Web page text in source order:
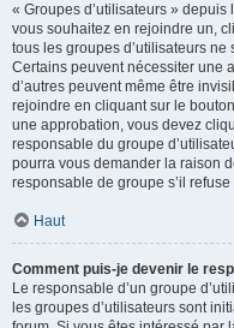
« Groupes d’utilisateurs » depuis
vous souhaitez en rejoindre un,
tous les groupes d’utilisateurs
Certains peuvent nécessiter une
d’autres peuvent même être
rejoindre en cliquant sur le
une approbation, vous devez
responsable du groupe
pourra vous demander la raison
responsable de groupe s’il
Haut
Comment puis-je devenir le
Le responsable d’un groupe
les groupes d’utilisateurs sont